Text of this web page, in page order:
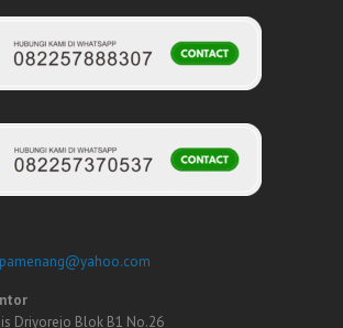
Driyorejo Blok B1 No.26